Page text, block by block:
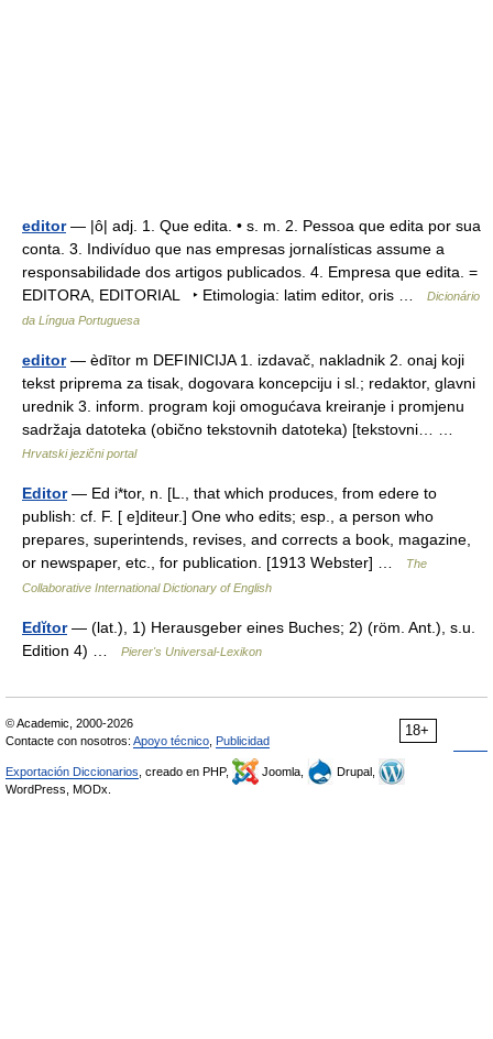
editor— |ô| adj. 1. Que edita. • s. m. 2. Pessoa que edita por sua
conta. 3. Indivíduo que nas empresas jornalísticas assume a
responsabilidade dos artigos publicados. 4. Empresa que edita. =
EDITORA, EDITORIAL ‣ Etimologia: latim editor, oris …
Dicionário
da Língua Portuguesa
editor— èdītor m DEFINICIJA 1. izdavač, nakladnik 2. onaj koji
tekst priprema za tisak, dogovara koncepciju i sl.; redaktor, glavni
urednik 3. inform. program koji omogućava kreiranje i promjenu
sadržaja datoteka (obično tekstovnih datoteka) [tekstovni… …
Hrvatski jezični portal
Editor— Ed i*tor, n. [L., that which produces, from edere to
publish: cf. F. [ e]diteur.] One who edits; esp., a person who
prepares, superintends, revises, and corrects a book, magazine,
or newspaper, etc., for publication. [1913 Webster] …
The
Collaborative International Dictionary of English
Edĭtor— (lat.), 1) Herausgeber eines Buches; 2) (röm. Ant.), s.u.
Edition 4) …
Pierer's Universal-Lexikon
18+
© Academic, 2000-2026
Contacte con nosotros: Apoyo técnico Publicidad
Exportación Diccionarios , creado en PHP, Joomla,
Drupal,
WordPress, MODx.